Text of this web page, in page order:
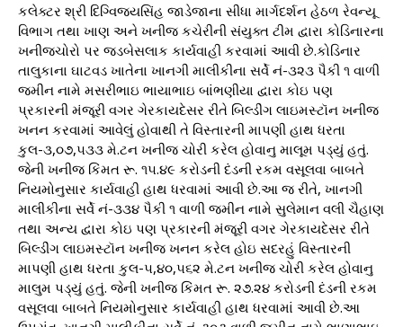
કલેક્ટર શ્રી દિગ્વિજયસિંહ જાડેજાના સીધા માર્ગદર્શન હેઠળ રેવન્યૂ
વિભાગ તથા ખાણ અને ખનીજ કચેરીની સંયુક્ત ટીમ દ્વારા કોડિનારના
ખનીજચોરો પર જડબેસલાક કાર્યવાહી કરવામાં આવી છે.કોડિનાર
તાલુકાના ઘાટવડ ખાતેના ખાનગી માલીકીના સર્વે નં-૩૨૩ પૈકી ૧ વાળી
જમીન નામે મસરીભાઇ ભાયાભાઇ બાંભણીયા દ્વારા કોઇ પણ
પ્રકારની મંજૂરી વગર ગેરકાયદેસર રીતે બિલ્ડીંગ લાઇમસ્ટૉન ખનીજ
ખનન કરવામાં આવેલું હોવાથી તે વિસ્તારની માપણી હાથ ધરતા
કુલ-૩,૦૭,૫૩૩ મે.ટન ખનીજ ચોરી કરેલ હોવાનુ માલૂમ પડ્યું હતું.
જેની ખનીજ કિંમત રૂ. ૧૫.૪૯ કરોડની દંડની રકમ વસૂલવા બાબતે
નિયમોનુસાર કાર્યવાહી હાથ ધરવામાં આવી છે.આ જ રીતે, ખાનગી
માલીકીના સર્વે નં-૩૩૪ પૈકી ૧ વાળી જમીન નામે સુલેમાન વલી ચૈહાણ
તથા અન્ય દ્વારા કોઇ પણ પ્રકારની મંજૂરી વગર ગેરકાયદેસર રીતે
બિલ્ડીંગ લાઇમસ્ટૉન ખનીજ ખનન કરેલ હોઇ સદરહું વિસ્તારની
માપણી હાથ ધરતા કુલ-૫,૪૦,૫૬૨ મે.ટન ખનીજ ચોરી કરેલ હોવાનુ
માલુમ પડ્યું હતું. જેની ખનીજ કિંમત રૂ. ૨૭.૨૪ કરોડની દંડની રકમ
વસૂલવા બાબતે નિયમોનુસાર કાર્યવાહી હાથ ધરવામાં આવી છે.આ